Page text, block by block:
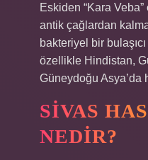
Eskiden “Kara
antik çağlardan
bakteriyel bir
özellikle Hindistan,
Güneydoğu Asya’da
SIVAS
NEDIR?